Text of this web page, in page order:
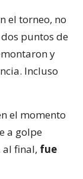
el torneo, no
puntos de
y
Incluso
el momento
a golpe
final, fue